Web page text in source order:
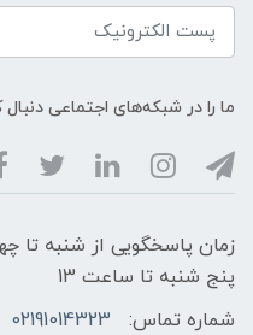
ما را در شبکه‌های اجتماعی دنبال
پنج شنبه تا ساعت 13
شماره تماس:
02191014323